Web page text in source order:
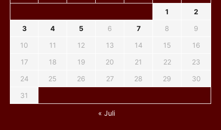
1
2
3
4 5 6 7 8
9
10
11 12 13 14 15
16
17
18 19 20 21 22
23
24
25 26 27 28 29
30
31
« Juli